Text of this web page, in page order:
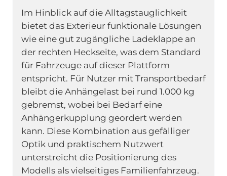
Im Hinblick auf die Alltagstauglichkeit
bietet das Exterieur funktionale Lösungen
wie eine gut zugängliche Ladeklappe an
der rechten Heckseite, was dem Standard
für Fahrzeuge auf dieser Plattform
entspricht. Für Nutzer mit Transportbedarf
bleibt die Anhängelast bei rund 1.000 kg
gebremst, wobei bei Bedarf eine
Anhängerkupplung geordert werden
kann. Diese Kombination aus gefälliger
Optik und praktischem Nutzwert
unterstreicht die Positionierung des
Modells als vielseitiges Familienfahrzeug.